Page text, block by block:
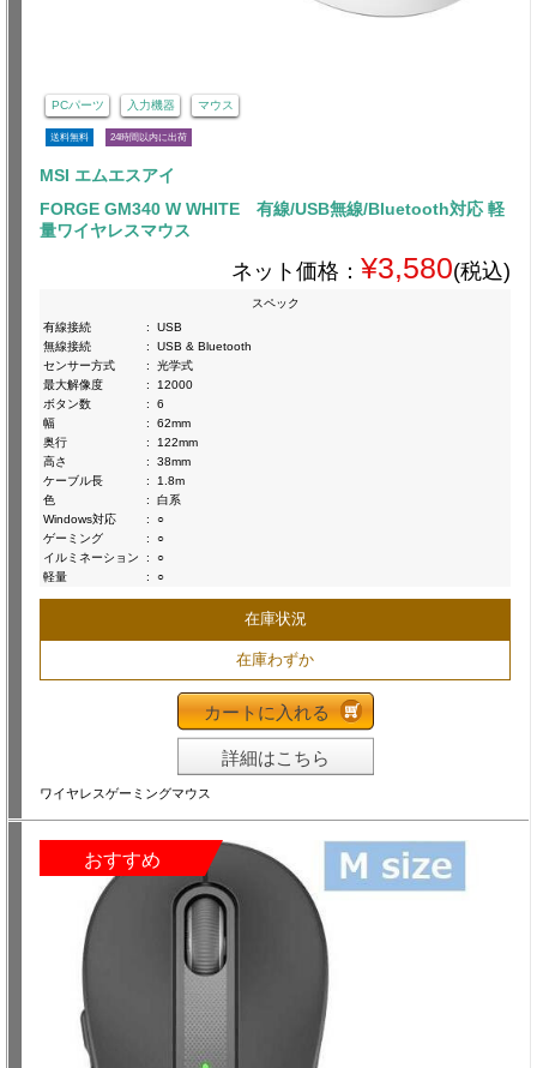
PCパーツ 入力機器 マウス
送料無料 24時間以内に出荷
MSI エムエスアイ
FORGE GM340 W WHITE 有線/USB無線/Bluetooth対応 軽
量ワイヤレスマウス
ネット価格： ¥3,580(税込)
スペック
有線接続
:
USB
無線接続
:
USB & Bluetooth
センサー方式
:
光学式
最大解像度
:
12000
ボタン数
:
6
幅
:
62mm
奥行
:
122mm
高さ
:
38mm
ケーブル長
:
1.8m
色
:
白系
Windows対応
:
○
ゲーミング
:
○
イルミネーション
:
○
軽量
: ○
在庫状況
在庫わずか
カートに入れる
詳細はこちら
ワイヤレスゲーミングマウス
おすすめ